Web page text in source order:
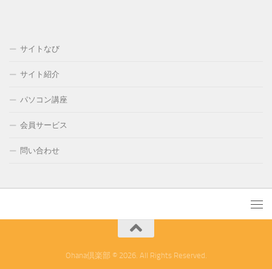
サイトなび
サイト紹介
パソコン講座
会員サービス
問い合わせ
Ohana倶楽部 © 2026. All Rights Reserved.